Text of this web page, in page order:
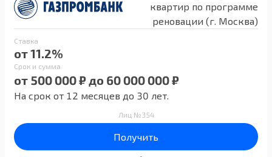
квартир по программе
реновации (г. Москва)
Ставка
от 11.2%
Срок и сумма
от 500 000 ₽ до 60 000 000 ₽
На срок от 12 месяцев до 30 лет.
Лиц №354
Получить